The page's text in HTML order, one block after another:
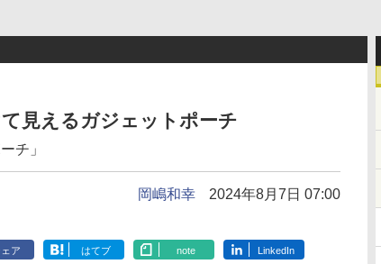
見えるガジェットポーチ
チ」
岡嶋和幸 2024年8月7日 07:00
ア はてブ note LinkedIn